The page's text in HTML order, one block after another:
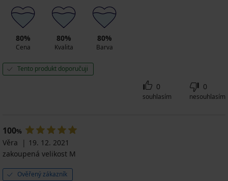
80%
Cena
80%
Kvalita
80%
Barva
Tento produkt doporučuji
0
souhlasím
0
nesouhlasím
100%
Věra
19. 12. 2021
zakoupená velikost M
Ověřený zákazník